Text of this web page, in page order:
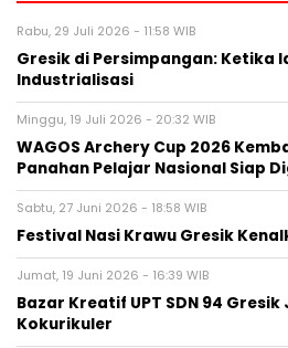
Rabu, 29 Juli 2026 - 11:58 WIB
Gresik di Persimpangan: Ketika
Industrialisasi
Minggu, 19 Juli 2026 - 20:32 WIB
WAGOS Archery Cup 2026
Panahan Pelajar Nasional Siap
Sabtu, 27 Juni 2026 - 18:58 WIB
Festival Nasi Krawu Gresik
Jumat, 19 Juni 2026 - 16:39 WIB
Bazar Kreatif UPT SDN 94 Gresik
Kokurikuler